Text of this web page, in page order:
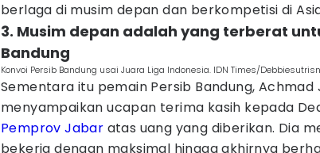
berlaga di musim depan dan berkompetisi di
3. Musim depan adalah yang terberat
Bandung
Konvoi Persib Bandung usai Juara Liga Indonesia. IDN Times/
Sementara itu pemain Persib Bandung, Achmad
menyampaikan ucapan terima kasih kepada
Pemprov Jabar atas uang yang diberikan. Dia
bekerja dengan maksimal hingga akhirnya